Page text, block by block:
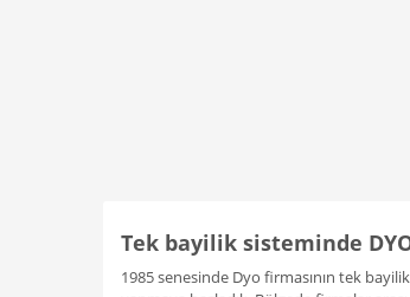
Tek bayilik sisteminde
1985 senesinde Dyo firmasının tek